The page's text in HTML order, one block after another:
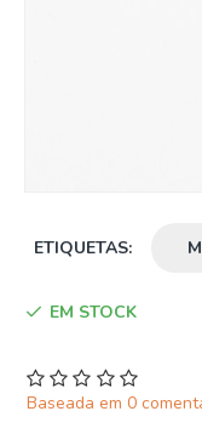
ETIQUETAS:
EM STOCK
Baseada em 0